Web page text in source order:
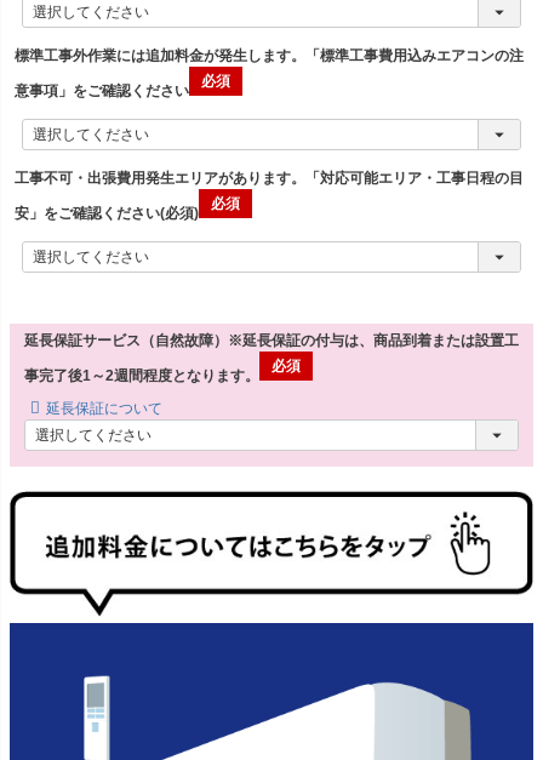
標準工事外作業には追加料金が発生します。「標準工事費用込みエアコンの注
意事項」をご確認ください
工事不可・出張費用発生エリアがあります。「対応可能エリア・工事日程の目
安」をご確認ください(必須)
延長保証サービス（自然故障）※延長保証の付与は、商品到着または設置工
事完了後1～2週間程度となります。
延長保証について